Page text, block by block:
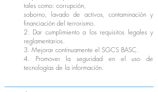
tales como: corrupción,
soborno, lavado de activos, contaminación y
financiación del terrorismo.
2. Dar cumplimiento a los requisitos legales y
reglamentarios.
3. Mejorar continuamente el SGCS BASC.
4. Promover la seguridad en el uso de
tecnologías de la información.